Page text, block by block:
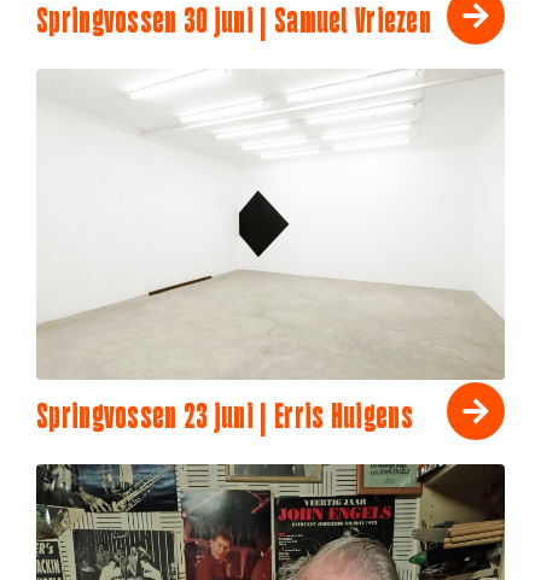
Springvossen 30 juni | Samuel Vriezen
Springvossen 23 juni | Erris Huigens